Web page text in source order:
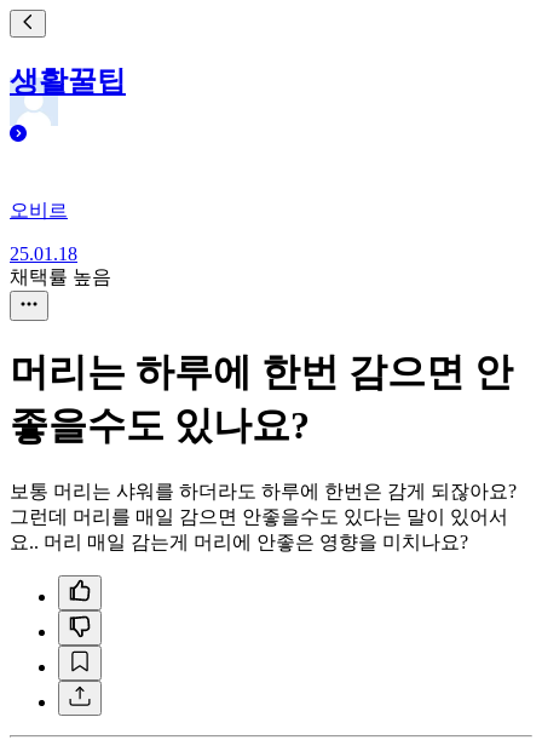
생활꿀팁
오비르
25.01.18
채택률 높음
머리는 하루에 한번 감으면 안
좋을수도 있나요?
보통 머리는 샤워를 하더라도 하루에 한번은 감게 되잖아요?
그런데 머리를 매일 감으면 안좋을수도 있다는 말이 있어서
요.. 머리 매일 감는게 머리에 안좋은 영향을 미치나요?